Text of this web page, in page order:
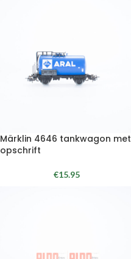
Märklin 4646 tankwagon met
opschrift
€15.95